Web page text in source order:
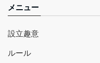
メニュー
設立趣意
ルール